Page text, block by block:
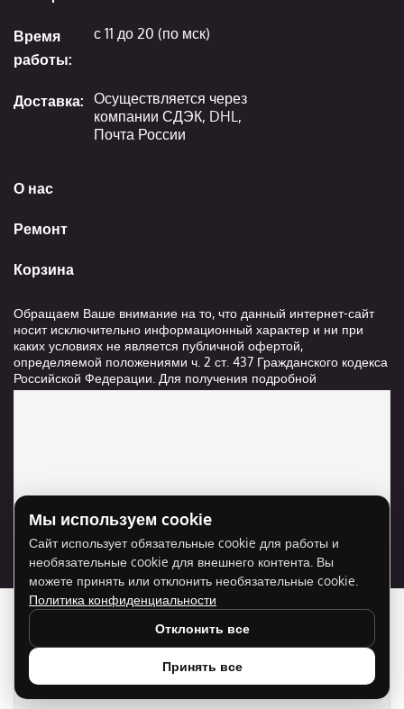
О нас
Ремонт
Корзина
Время
работы:
с 11 до 20 (по мск)
Доставка: Осуществляется через
компании СДЭК, DHL,
Почта России
Обращаем Ваше внимание на то, что данный интернет-сайт
носит исключительно информационный характер и ни при
каких условиях не является публичной офертой,
определяемой положениями ч. 2 ст. 437 Гражданского кодекса
Российской Федерации. Для получения подробной
информации о стоимости и сроках выполнения услуг,
Для отображения карты нужно разрешить
использование cookie для внешнего контента.
Разрешить cookie
Мы используем cookie
Сайт использует обязательные cookie для работы и
необязательные cookie для внешнего контента. Вы
можете принять или отклонить необязательные cookie.
Политика конфиденциальности
Отклонить все
Принять все